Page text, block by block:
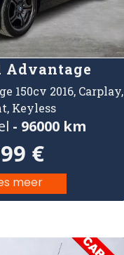
Advantage
150cv 2016, Carplay,
Keyless
- 96000 km
€
meer